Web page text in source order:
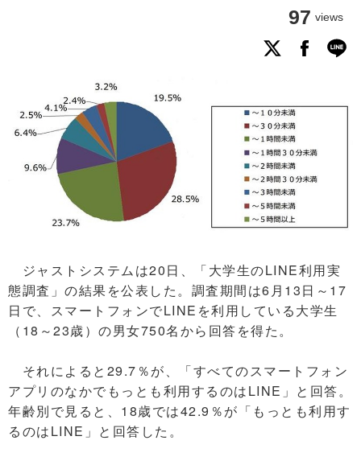
97 views
ジャストシステムは20日、「大学生のLINE利用実
態調査」の結果を公表した。調査期間は6月13日～17
日で、スマートフォンでLINEを利用している大学生
（18～23歳）の男女750名から回答を得た。
それによると29.7％が、「すべてのスマートフォン
アプリのなかでもっとも利用するのはLINE」と回答。
年齢別で見ると、18歳では42.9％が「もっとも利用す
るのはLINE」と回答した。